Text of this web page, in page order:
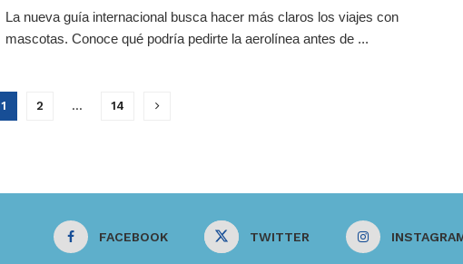
La nueva guía internacional busca hacer más claros los viajes con
mascotas. Conoce qué podría pedirte la aerolínea antes de ...
1 2 … 14
FACEBOOK TWITTER